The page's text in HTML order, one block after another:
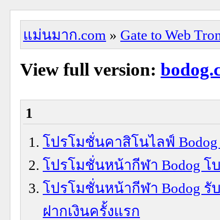
แม่นมาก.com » Gate to Web
View full version:
1
โปรโมชั่นคาสิโนไลฟ์ Bodog
โปรโมชั่นหน้ากีฬา Bodog โ
โปรโมชั่นหน้ากีฬา Bodog รั
ฝากเงินครั้งแรก